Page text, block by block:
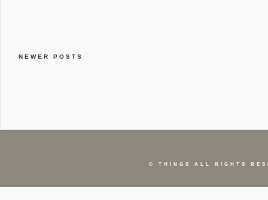
NEWER POSTS
© THINGS ALL RIGHTS